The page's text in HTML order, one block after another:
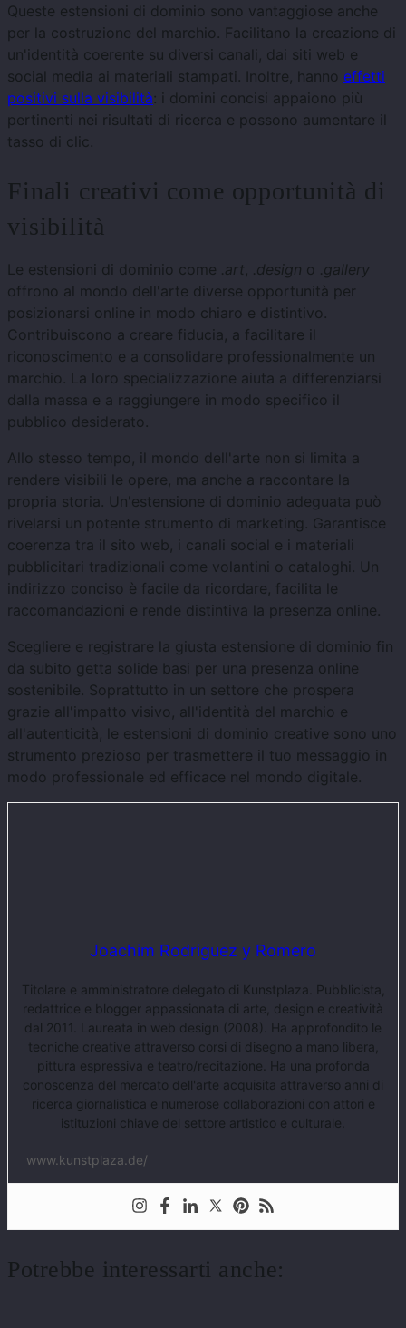
Queste estensioni di dominio sono vantaggiose anche
per la costruzione del marchio. Facilitano la creazione di
un'identità coerente su diversi canali, dai siti web e
social media ai materiali stampati. Inoltre, hanno effetti
positivi sulla visibilità: i domini concisi appaiono più
pertinenti nei risultati di ricerca e possono aumentare il
tasso di clic.
Finali creativi come opportunità di
visibilità
Le estensioni di dominio come .art , .design o .gallery
offrono al mondo dell'arte diverse opportunità per
posizionarsi online in modo chiaro e distintivo.
Contribuiscono a creare fiducia, a facilitare il
riconoscimento e a consolidare professionalmente un
marchio. La loro specializzazione aiuta a differenziarsi
dalla massa e a raggiungere in modo specifico il
pubblico desiderato.
Allo stesso tempo, il mondo dell'arte non si limita a
rendere visibili le opere, ma anche a raccontare la
propria storia. Un'estensione di dominio adeguata può
rivelarsi un potente strumento di marketing. Garantisce
coerenza tra il sito web, i canali social e i materiali
pubblicitari tradizionali come volantini o cataloghi. Un
indirizzo conciso è facile da ricordare, facilita le
raccomandazioni e rende distintiva la presenza online.
Scegliere e registrare la giusta estensione di dominio fin
da subito getta solide basi per una presenza online
sostenibile. Soprattutto in un settore che prospera
grazie all'impatto visivo, all'identità del marchio e
all'autenticità, le estensioni di dominio creative sono uno
strumento prezioso per trasmettere il tuo messaggio in
modo professionale ed efficace nel mondo digitale.
Joachim Rodriguez y Romero
Titolare e amministratore delegato di Kunstplaza. Pubblicista,
redattrice e blogger appassionata di arte, design e creatività
dal 2011. Laureata in web design (2008). Ha approfondito le
tecniche creative attraverso corsi di disegno a mano libera,
pittura espressiva e teatro/recitazione. Ha una profonda
conoscenza del mercato dell'arte acquisita attraverso anni di
ricerca giornalistica e numerose collaborazioni con attori e
istituzioni chiave del settore artistico e culturale.
www.kunstplaza.de/
Potrebbe interessarti anche: